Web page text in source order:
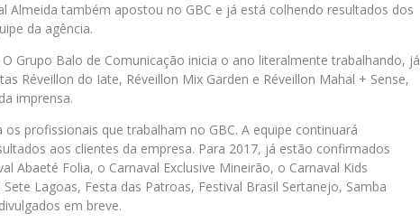
Almeida também apostou no GBC e já está colhendo resultados dos
da agência.
Grupo Balo de Comunicação inicia o ano literalmente trabalhando, já
Réveillon do Iate, Réveillon Mix Garden e Réveillon Mahal + Sense,
imprensa.
profissionais que trabalham no GBC. A equipe continuará
aos clientes da empresa. Para 2017, já estão confirmados
Abaeté Folia, o Carnaval Exclusive Mineirão, o Carnaval Kids
Lagoas, Festa das Patroas, Festival Brasil Sertanejo, Samba
em breve.